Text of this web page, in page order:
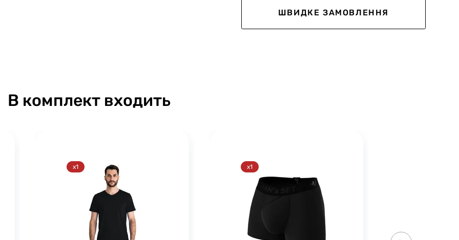
ШВИДКЕ ЗАМОВЛЕННЯ
В комплект входить
x1 x1